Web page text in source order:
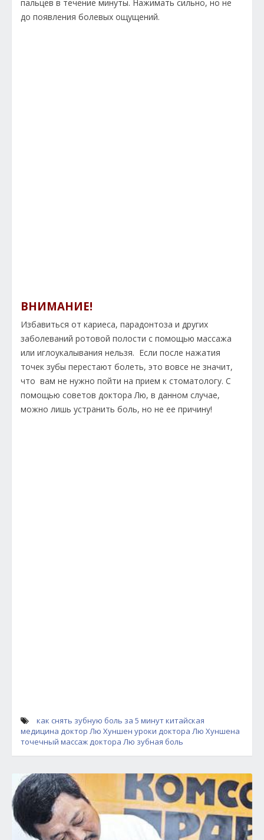
пальцев в течение минуты. Нажимать сильно, но не
до появления болевых ощущений.
ВНИМАНИЕ!
Избавиться от кариеса, парадонтоза и других
заболеваний ротовой полости с помощью массажа
или иглоукалывания нельзя. Если после нажатия
точек зубы перестают болеть, это вовсе не значит,
что вам не нужно пойти на прием к стоматологу. С
помощью советов доктора Лю, в данном случае,
можно лишь устранить боль, но не ее причину!
как снять зубную боль за 5 минуткитайская
медицина доктор Лю Хуншен уроки доктора Лю Хуншена
точечный массаж доктора Лю зубная боль